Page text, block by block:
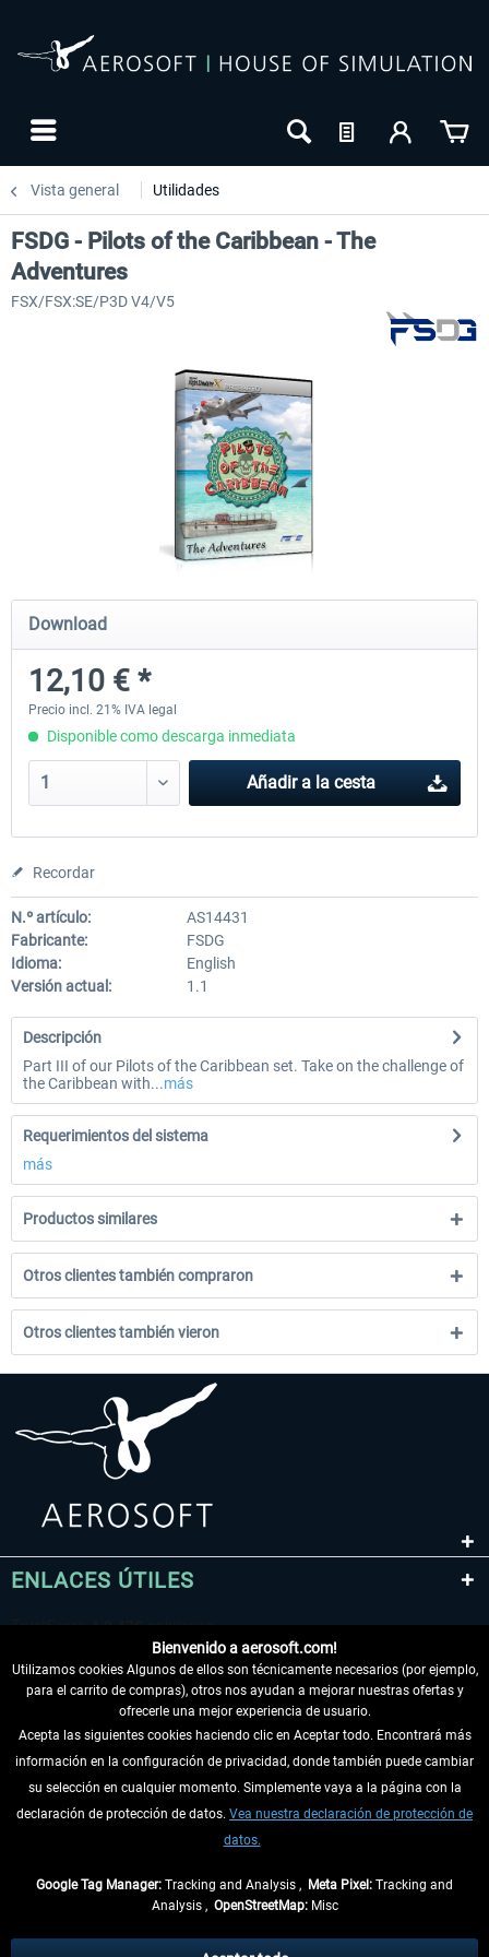
Vista general Utilidades
FSDG - Pilots of the Caribbean - The
Adventures
FSX/FSX:SE/P3D V4/V5
Download
12,10 € *
Precio incl. 21% IVA legal
Disponible como descarga inmediata
Añadir a la cesta
Recordar
N.º artículo:
AS14431
Fabricante:
FSDG
Idioma:
English
Versión actual:
1.1
Descripción
Part III of our Pilots of the Caribbean set. Take on the challenge of
the Caribbean with...más
Requerimientos del sistema
más
Productos similares
Otros clientes también compraron
Otros clientes también vieron
ENLACES ÚTILES
DESISTIR DEL CONTRATO
INFORMACIÓN
Bienvenido a aerosoft.com!
Utilizamos cookies Algunos de ellos son técnicamente necesarios (por ejemplo,
para el carrito de compras), otros nos ayudan a mejorar nuestras ofertas y
ofrecerle una mejor experiencia de usuario.
Acepta las siguientes cookies haciendo clic en Aceptar todo. Encontrará más
información en la configuración de privacidad, donde también puede cambiar
su selección en cualquier momento. Simplemente vaya a la página con la
declaración de protección de datos. Vea nuestra declaración de protección de
datos.
Google Tag Manager: Tracking and Analysis , Meta Pixel: Tracking and
Analysis , OpenStreetMap:Misc